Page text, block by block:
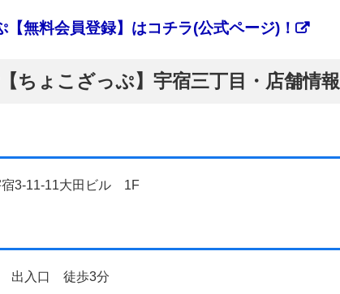
【無料会員登録】はコチラ(公式ページ)！
ちょこざっぷ】宇宿三丁目・店舗情報
宿3-11-11大田ビル 1F
出入口 徒歩3分